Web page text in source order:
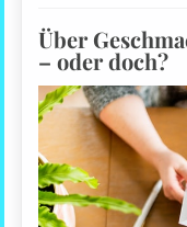
Über
– oder doch?